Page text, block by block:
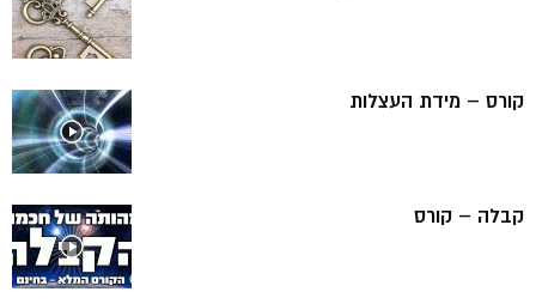
קורס – מידת העצלות
קבלה – קורס